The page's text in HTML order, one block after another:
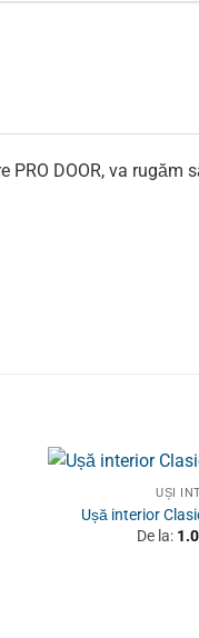
DOOR, va rugăm
UȘI
Ușă interior
De la: